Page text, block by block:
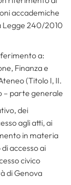
accademiche
Legge 240/2010
a:
Finanza e
(Titolo I, II.
– parte generale
dei
agli atti, ai
in materia
accesso ai
civico
di Genova